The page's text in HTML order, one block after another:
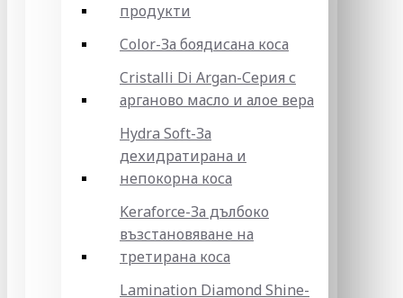
продукти
Color-За боядисана коса
Cristalli Di Argan-Серия с
арганово масло и алое вера
Hydra Soft-За
дехидратирана и
непокорна коса
Keraforce-За дълбоко
възстановяване на
третирана коса
Lamination Diamond Shine-